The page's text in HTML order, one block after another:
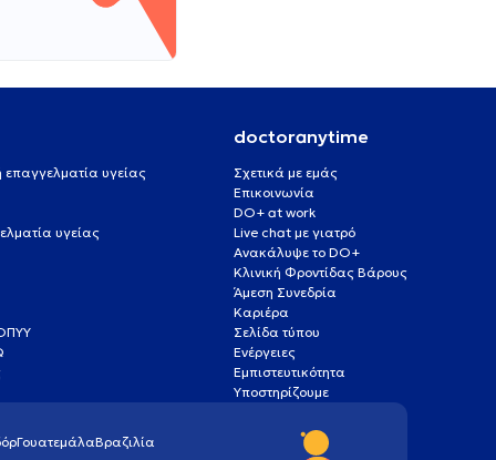
επαγγελματία υγείας
υγείας
doctoranytime
Σχετικά με εμάς
Επικοινωνία
DO+ at work
Live chat με γιατρό
Ανακάλυψε το DO+
Κλινική Φροντίδας Βάρους
Άμεση Συνεδρία
Καριέρα
Σελίδα τύπου
Ενέργειες
Εμπιστευτικότητα
Υποστηρίζουμε
ΓουατεμάλαΒραζιλία